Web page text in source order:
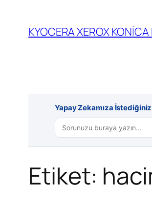
KYOCERA XEROX
Yapay Zekamıza
Etiket: